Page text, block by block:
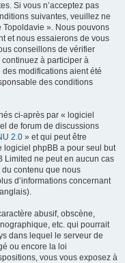
Si vous n’acceptez pas
suivantes, veuillez ne
Topoldavie ». Nous pouvons
et nous essaierons de vous
conseillons de vérifier
à participer à
modifications aient été
des conditions
ci-après par « logiciel
de forum de discussions
2.0 » et qui peut être
logiciel phpBB a pour seul but
Limited ne peut en aucun cas
contenu que nous
d’informations concernant
abusif, obscène,
etc. qui pourrait
dans lequel le serveur de
ou encore la loi
vous vous exposez à